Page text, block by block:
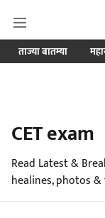
ताज्या बातम्या
CET exam
Read Latest &
healines, photos &